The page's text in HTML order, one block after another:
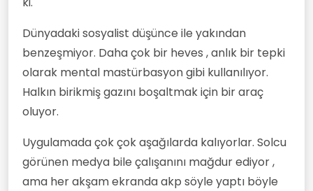
Dünyadaki sosyalist düşünce ile yakından
benzeşmiyor. Daha çok bir heves , anlık bir tepki
olarak mental mastürbasyon gibi kullanılıyor.
Halkın birikmiş gazını boşaltmak için bir araç
oluyor.
Uygulamada çok çok aşağılarda kalıyorlar. Solcu
görünen medya bile çalışanını mağdur ediyor ,
ama her akşam ekranda akp söyle yaptı böyle